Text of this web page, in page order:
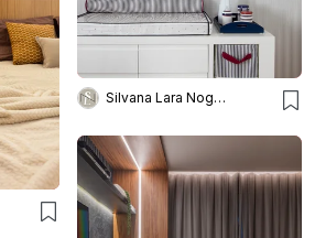
Silvana Lara Nogueira